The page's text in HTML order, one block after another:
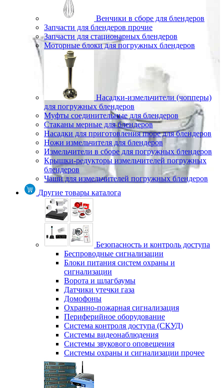
Венчики в сборе для блендеров
Запчасти для блендеров прочие
Запчасти для стационарных блендеров
Моторные блоки для погружных блендеров
Насадки-измельчители (чопперы)
для погружных блендеров
Муфты соединительные для блендеров
Стаканы мерные для блендеров
Насадки для приготовления пюре для блендеров
Ножи измельчителя для блендеров
Измельчители в сборе для погружных блендеров
Крышки-редукторы измельчителей погружных
блендеров
Чаши для измельчителей погружных блендеров
Другие товары каталога
Безопасность и контроль доступа
Беспроводные сигнализации
Блоки питания систем охраны и
сигнализации
Ворота и шлагбаумы
Датчики утечки газа
Домофоны
Охранно-пожарная сигнализация
Периферийное оборудование
Система контроля доступа (СКУД)
Системы видеонаблюдения
Системы звукового оповещения
Системы охраны и сигнализации прочее